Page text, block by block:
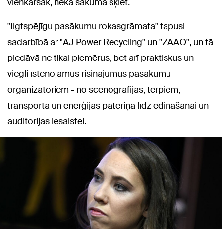
vienkāršāk, nekā sākumā šķiet.
"Ilgtspējīgu pasākumu rokasgrāmata" tapusi
sadarbībā ar "AJ Power Recycling" un "ZAAO", un tā
piedāvā ne tikai piemērus, bet arī praktiskus un
viegli īstenojamus risinājumus pasākumu
organizatoriem - no scenogrāfijas, tērpiem,
transporta un enerģijas patēriņa līdz ēdināšanai un
auditorijas iesaistei.